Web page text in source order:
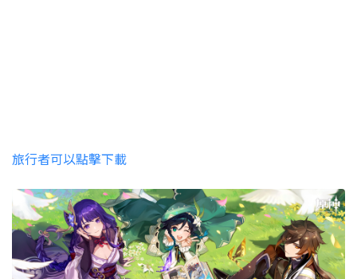
旅行者可以點擊下載